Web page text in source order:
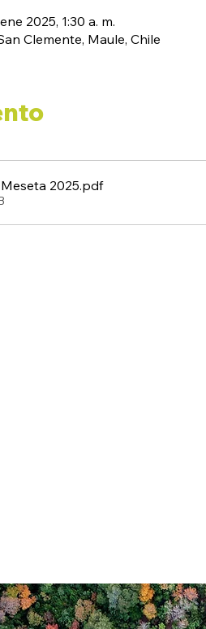
2025, 1:30 a. m.
Clemente, Maule, Chile
2025.pdf